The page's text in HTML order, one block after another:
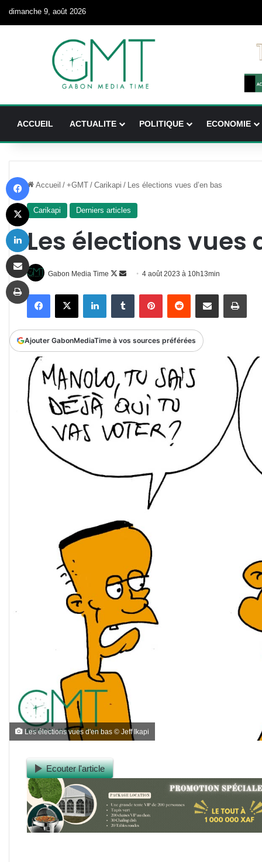
dimanche 9, août 2026
ACCUEIL ACTUALITE POLITIQUE ECONOMIE
Accueil / +GMT / Carikapi / Les élections vues d’en bas
Carikapi Derniers articles
Les élections vues
Gabon Media Time
Follow
X
Envoyer
courriel
4 août 2023 à 10h13min
FacebookX LinkedinTumblr PinterestReddit Partager par email
Ajouter GabonMediaTime à vos sources préférées
Les élections vues d'en bas © Jeff Ikapi
Ecouter l'article
X
Imprimer